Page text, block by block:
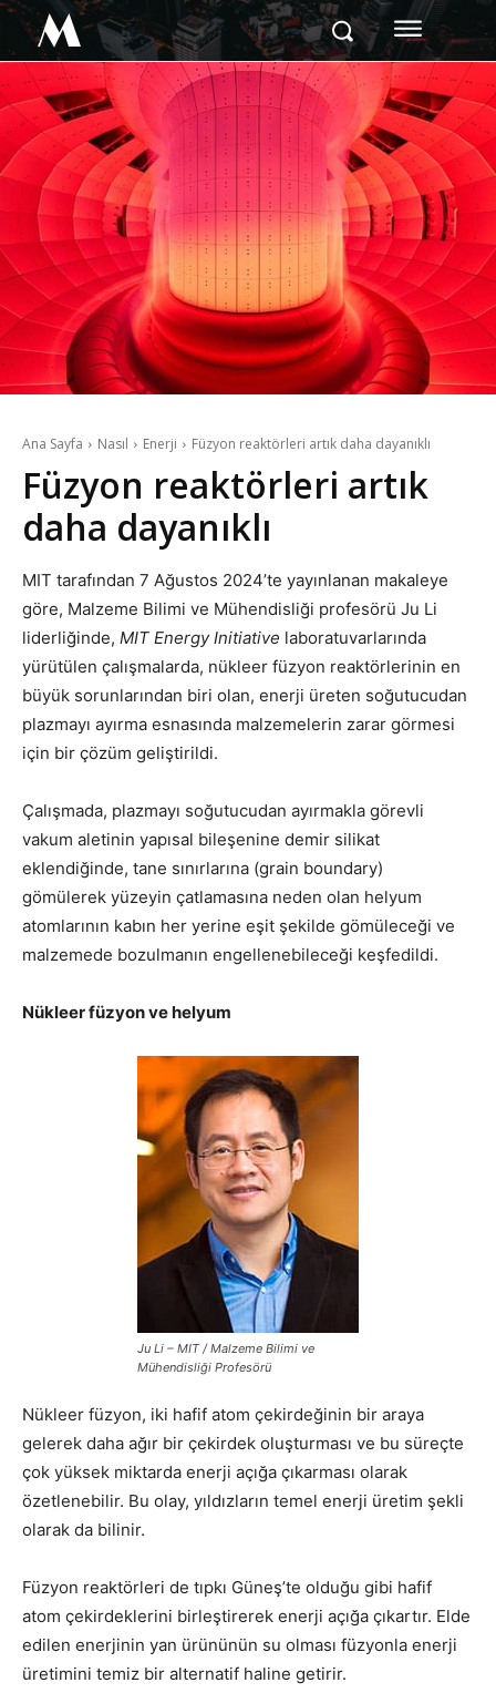
M
Ana Sayfa Nasıl Enerji Füzyon reaktörleri artık daha dayanıklı
Füzyon reaktörleri artık
daha dayanıklı
MIT tarafından 7 Ağustos 2024’te yayınlanan makaleye
göre, Malzeme Bilimi ve Mühendisliği profesörü Ju Li
liderliğinde, MIT Energy Initiative laboratuvarlarında
yürütülen çalışmalarda, nükleer füzyon reaktörlerinin en
büyük sorunlarından biri olan, enerji üreten soğutucudan
plazmayı ayırma esnasında malzemelerin zarar görmesi
için bir çözüm geliştirildi.
Çalışmada, plazmayı soğutucudan ayırmakla görevli
vakum aletinin yapısal bileşenine demir silikat
eklendiğinde, tane sınırlarına (grain boundary)
gömülerek yüzeyin çatlamasına neden olan helyum
atomlarının kabın her yerine eşit şekilde gömüleceği ve
malzemede bozulmanın engellenebileceği keşfedildi.
Nükleer füzyon ve helyum
Ju Li – MIT / Malzeme Bilimi ve
Mühendisliği Profesörü
Nükleer füzyon, iki hafif atom çekirdeğinin bir araya
gelerek daha ağır bir çekirdek oluşturması ve bu süreçte
çok yüksek miktarda enerji açığa çıkarması olarak
özetlenebilir. Bu olay, yıldızların temel enerji üretim şekli
olarak da bilinir.
Füzyon reaktörleri de tıpkı Güneş’te olduğu gibi hafif
atom çekirdeklerini birleştirerek enerji açığa çıkartır. Elde
edilen enerjinin yan ürününün su olması füzyonla enerji
üretimini temiz bir alternatif haline getirir.